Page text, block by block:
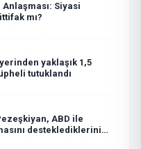
Siyasi
mı?
yerinden yaklaşık 1,5
tutuklandı
ABD ile
desteklediklerini